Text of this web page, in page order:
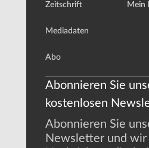
Zeitschrift
Mediadaten
Abo
Mein
Abonnieren Sie
kostenlosen
Abonnieren Sie
Newsletter und